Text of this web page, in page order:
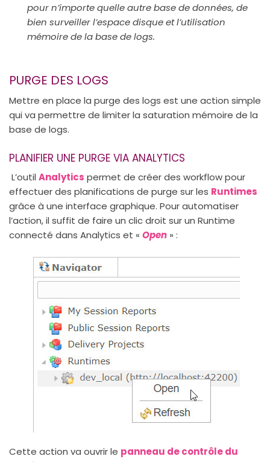
pour n’importe quelle autre base de données, de
bien surveiller l’espace disque et l’utilisation
mémoire de la base de logs.
PURGE DES LOGS
Mettre en place la purge des logs est une action simple
qui va permettre de limiter la saturation mémoire de la
base de logs.
PLANIFIER UNE PURGE VIA ANALYTICS
L’outil Analytics permet de créer des workflow pour
effectuer des planifications de purge sur les Runtimes
grâce à une interface graphique. Pour automatiser
l’action, il suffit de faire un clic droit sur un Runtime
connecté dans Analytics et « Open » :
Cette action va ouvrir le panneau de contrôle du